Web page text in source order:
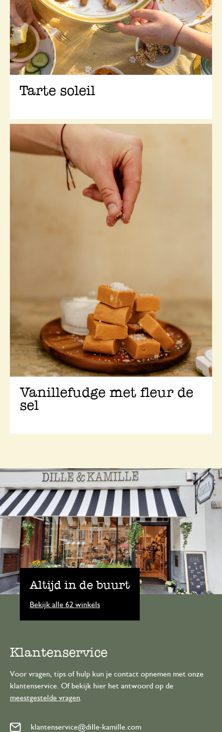
Tarte soleil
Vanillefudge met fleur de
sel
Altijd in de buurt
Bekijk alle 62 winkels
Klantenservice
Voor vragen, tips of hulp kun je contact opnemen met onze
klantenservice. Of bekijk hier het antwoord op de
meestgestelde vragen
klantenservice@dille-kamille.com